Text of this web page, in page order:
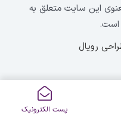
این سایت متعلق به
رویال
پست الکترونیک